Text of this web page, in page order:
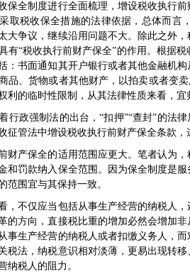
全制度进行全面梳理，增设税收执行前
取税收保全措施的法律依据，总体而
大争议，继续沿用问题不大。除此之外，
有“税收执行前财产保全”的作用。根据税
：书面通知其开户银行或者其他金融机
品、货物或者其他财产，以拍卖或者变
利的临时性限制，从其法律性质来看，
政强制法的出台，“扣押”“查封”的法律
征管法中增设税收执行前财产保全条款
产保全的适用范围应更大。笔者认为，
和罚款纳入保全范围。因为保全制度是
范围宜与其保持一致。
不仅应当包括从事生产经营的纳税人，
的方向，直接税比重的增加必然会增加
事生产经营的纳税人或者扣缴义务人，
税法，纳税意识相对淡薄，更易出现转
纳税人的阻力。